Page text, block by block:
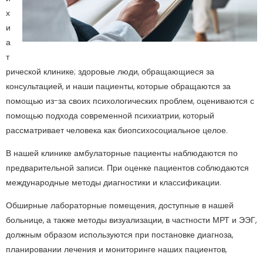
х
и
а
т
рической клинике; здоровые люди, обращающиеся за
консультацией, и наши пациенты, которые обращаются за
помощью из-за своих психологических проблем, оцениваются с
помощью подхода современной психиатрии, который
рассматривает человека как биопсихосоциальное целое.
В нашей клинике амбулаторные пациенты наблюдаются по
предварительной записи. При оценке пациентов соблюдаются
международные методы диагностики и классификации.
Обширные лабораторные помещения, доступные в нашей
больнице, а также методы визуализации, в частности МРТ и ЭЭГ,
должным образом используются при постановке диагноза,
планировании лечения и мониторинге наших пациентов,